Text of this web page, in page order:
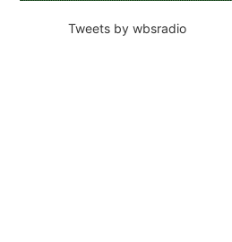
Tweets by wbsradio